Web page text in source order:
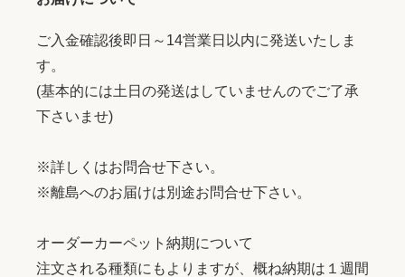
ご入金確認後即日～14営業日以内に発送いたしま
す。
(基本的には土日の発送はしていませんのでご了承
下さいませ)
※詳しくはお問合せ下さい。
※離島へのお届けは別途お問合せ下さい。
オーダーカーペット納期について
注文される種類にもよりますが、概ね納期は１週間